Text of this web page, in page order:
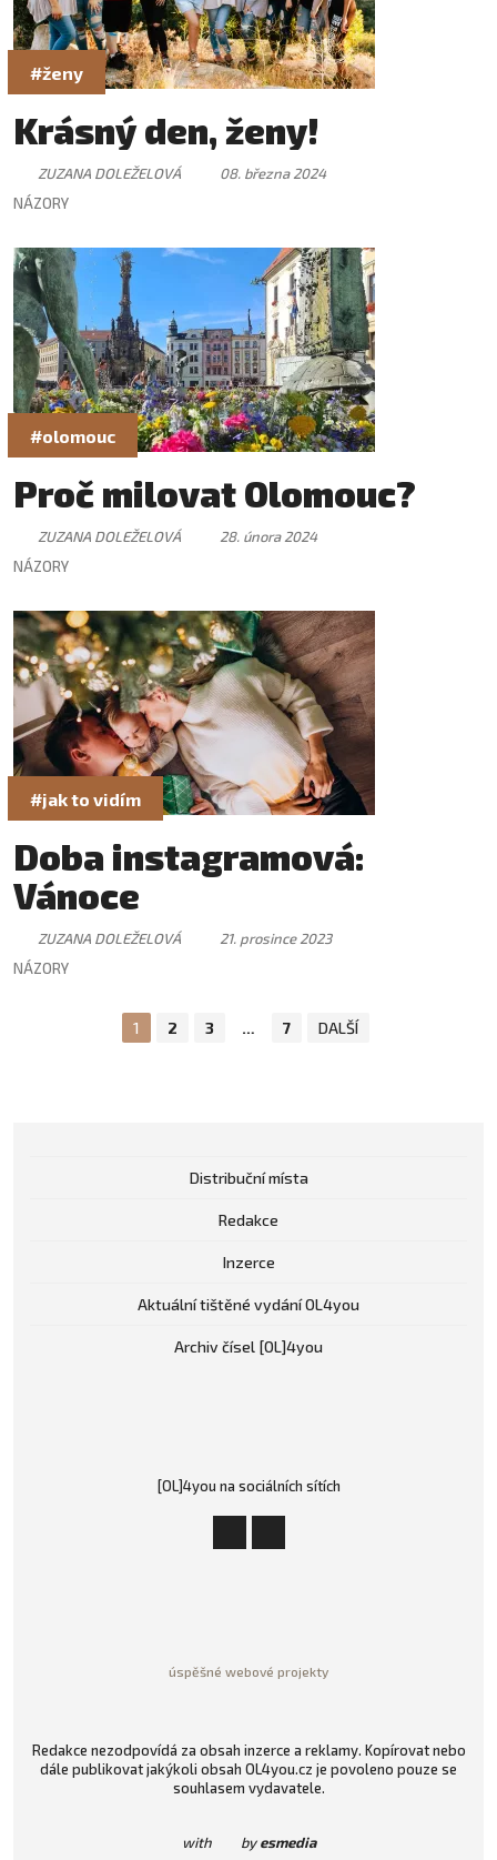
#ženy
Krásný den, ženy!
ZUZANA DOLEŽELOVÁ
08. března 2024
NÁZORY
#olomouc
Proč milovat Olomouc?
ZUZANA DOLEŽELOVÁ
28. února 2024
NÁZORY
#jak to vidím
Doba instagramová:
Vánoce
ZUZANA DOLEŽELOVÁ
21. prosince 2023
NÁZORY
1 2 3 … 7 DALŠÍ
Distribuční místa
Redakce
Inzerce
Aktuální tištěné vydání OL4you
Archiv čísel [OL]4you
[OL]4you na sociálních sítích
úspěšné webové projekty
Redakce nezodpovídá za obsah inzerce a reklamy. Kopírovat nebo
dále publikovat jakýkoli obsah OL4you.cz je povoleno pouze se
souhlasem vydavatele.
with byesmedia